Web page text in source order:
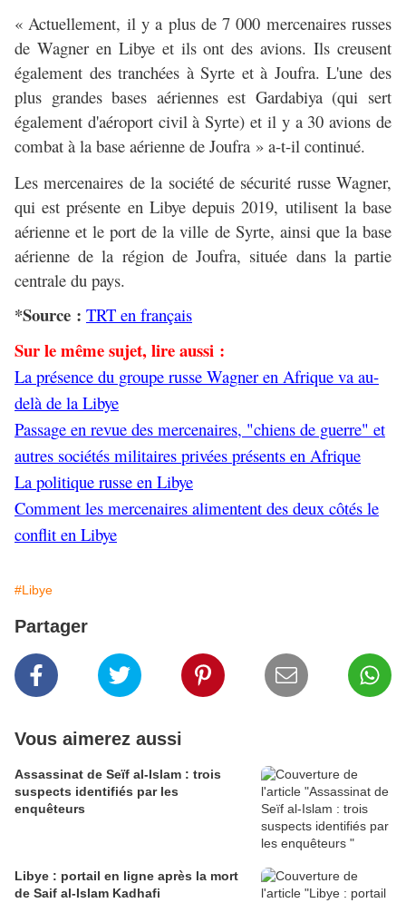
« Actuellement, il y a plus de 7 000 mercenaires russes
de Wagner en Libye et ils ont des avions. Ils creusent
également des tranchées à Syrte et à Joufra. L'une des
plus grandes bases aériennes est Gardabiya (qui sert
également d'aéroport civil à Syrte) et il y a 30 avions de
combat à la base aérienne de Joufra » a-t-il continué.
Les mercenaires de la société de sécurité russe Wagner,
qui est présente en Libye depuis 2019, utilisent la base
aérienne et le port de la ville de Syrte, ainsi que la base
aérienne de la région de Joufra, située dans la partie
centrale du pays.
*Source : TRT en français
Sur le même sujet, lire aussi :
La présence du groupe russe Wagner en Afrique va au-
delà de la Libye
Passage en revue des mercenaires, "chiens de guerre" et
autres sociétés militaires privées présents en Afrique
La politique russe en Libye
Comment les mercenaires alimentent des deux côtés le
conflit en Libye
#Libye
Partager
Vous aimerez aussi
Assassinat de Seïf al-Islam : trois
suspects identifiés par les
enquêteurs
Libye : portail en ligne après la mort
de Saif al-Islam Kadhafi